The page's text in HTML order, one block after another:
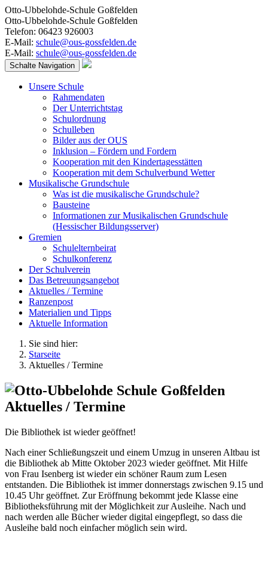
Otto-Ubbelohde-Schule Goßfelden
Otto-Ubbelohde-Schule Goßfelden
Telefon: 06423 926003
E-Mail: schule@ous-gossfelden.de
E-Mail: schule@ous-gossfelden.de
Schalte Navigation
Unsere Schule
Rahmendaten
Der Unterrichtstag
Schulordnung
Schulleben
Bilder aus der OUS
Inklusion – Fördern und Fordern
Kooperation mit den Kindertagesstätten
Kooperation mit dem Schulverbund Wetter
Musikalische Grundschule
Was ist die musikalische Grundschule?
Bausteine
Informationen zur Musikalischen Grundschule
(Hessischer Bildungsserver)
Gremien
Schulelternbeirat
Schulkonferenz
Der Schulverein
Das Betreuungsangebot
Aktuelles / Termine
Ranzenpost
Materialien und Tipps
Aktuelle Information
Sie sind hier:
Starseite
Aktuelles / Termine
Aktuelles / Termine
Die Bibliothek ist wieder geöffnet!
Nach einer Schließungszeit und einem Umzug in unseren Altbau ist
die Bibliothek ab Mitte Oktober 2023 wieder geöffnet. Mit Hilfe
von Frau Isenberg ist wieder ein schöner Raum zum Lesen
entstanden. Die Bibliothek ist immer donnerstags zwischen 9.15 und
10.45 Uhr geöffnet. Zur Eröffnung bekommt jede Klasse eine
Bibliotheksführung mit der Möglichkeit zur Ausleihe. Nach und
nach werden alle Bücher wieder digital eingepflegt, so dass die
Ausleihe bald noch einfacher möglich sein wird.